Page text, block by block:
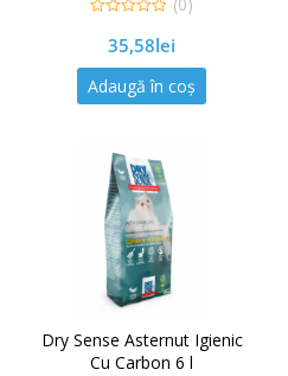
5
35,58lei
Adaugă în coș
Dry Sense Asternut Igienic
Cu Carbon 6 l